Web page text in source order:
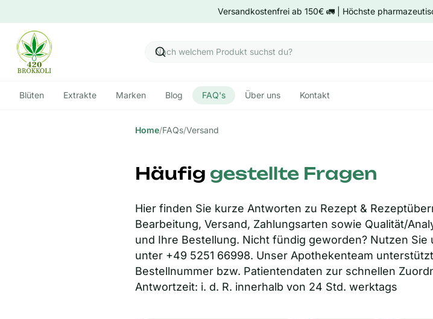
Versandkostenfrei ab 150€ 🚛 | Höchste
Blüten Extrakte Marken Blog FAQ's Über uns Kontakt
Home/FAQs/Versand
Häufig gestellte Fragen
Hier finden Sie kurze Antworten zu Rezept &
Bearbeitung, Versand, Zahlungsarten sowie Qualität/
und Ihre Bestellung. Nicht fündig geworden? Nutzen
unter +49 5251 66998. Unser Apothekenteam
Bestellnummer bzw. Patientendaten zur schnellen
Antwortzeit: i. d. R. innerhalb von 24 Std. werktags